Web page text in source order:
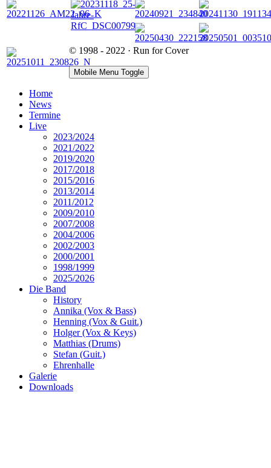
© 1998 - 2022 · Run for Cover
Mobile Menu Toggle
Home
News
Termine
Live
2023/2024
2021/2022
2019/2020
2017/2018
2015/2016
2013/2014
2011/2012
2009/2010
2007/2008
2004/2006
2002/2003
2000/2001
1998/1999
2025/2026
Die Band
History
Annika (Vox & Bass)
Henning (Vox & Guit.)
Holger (Vox & Keys)
Matthias (Drums)
Stefan (Guit.)
Ehrenhalle
Galerie
Downloads